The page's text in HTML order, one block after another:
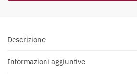
Descrizione
Informazioni aggiuntive